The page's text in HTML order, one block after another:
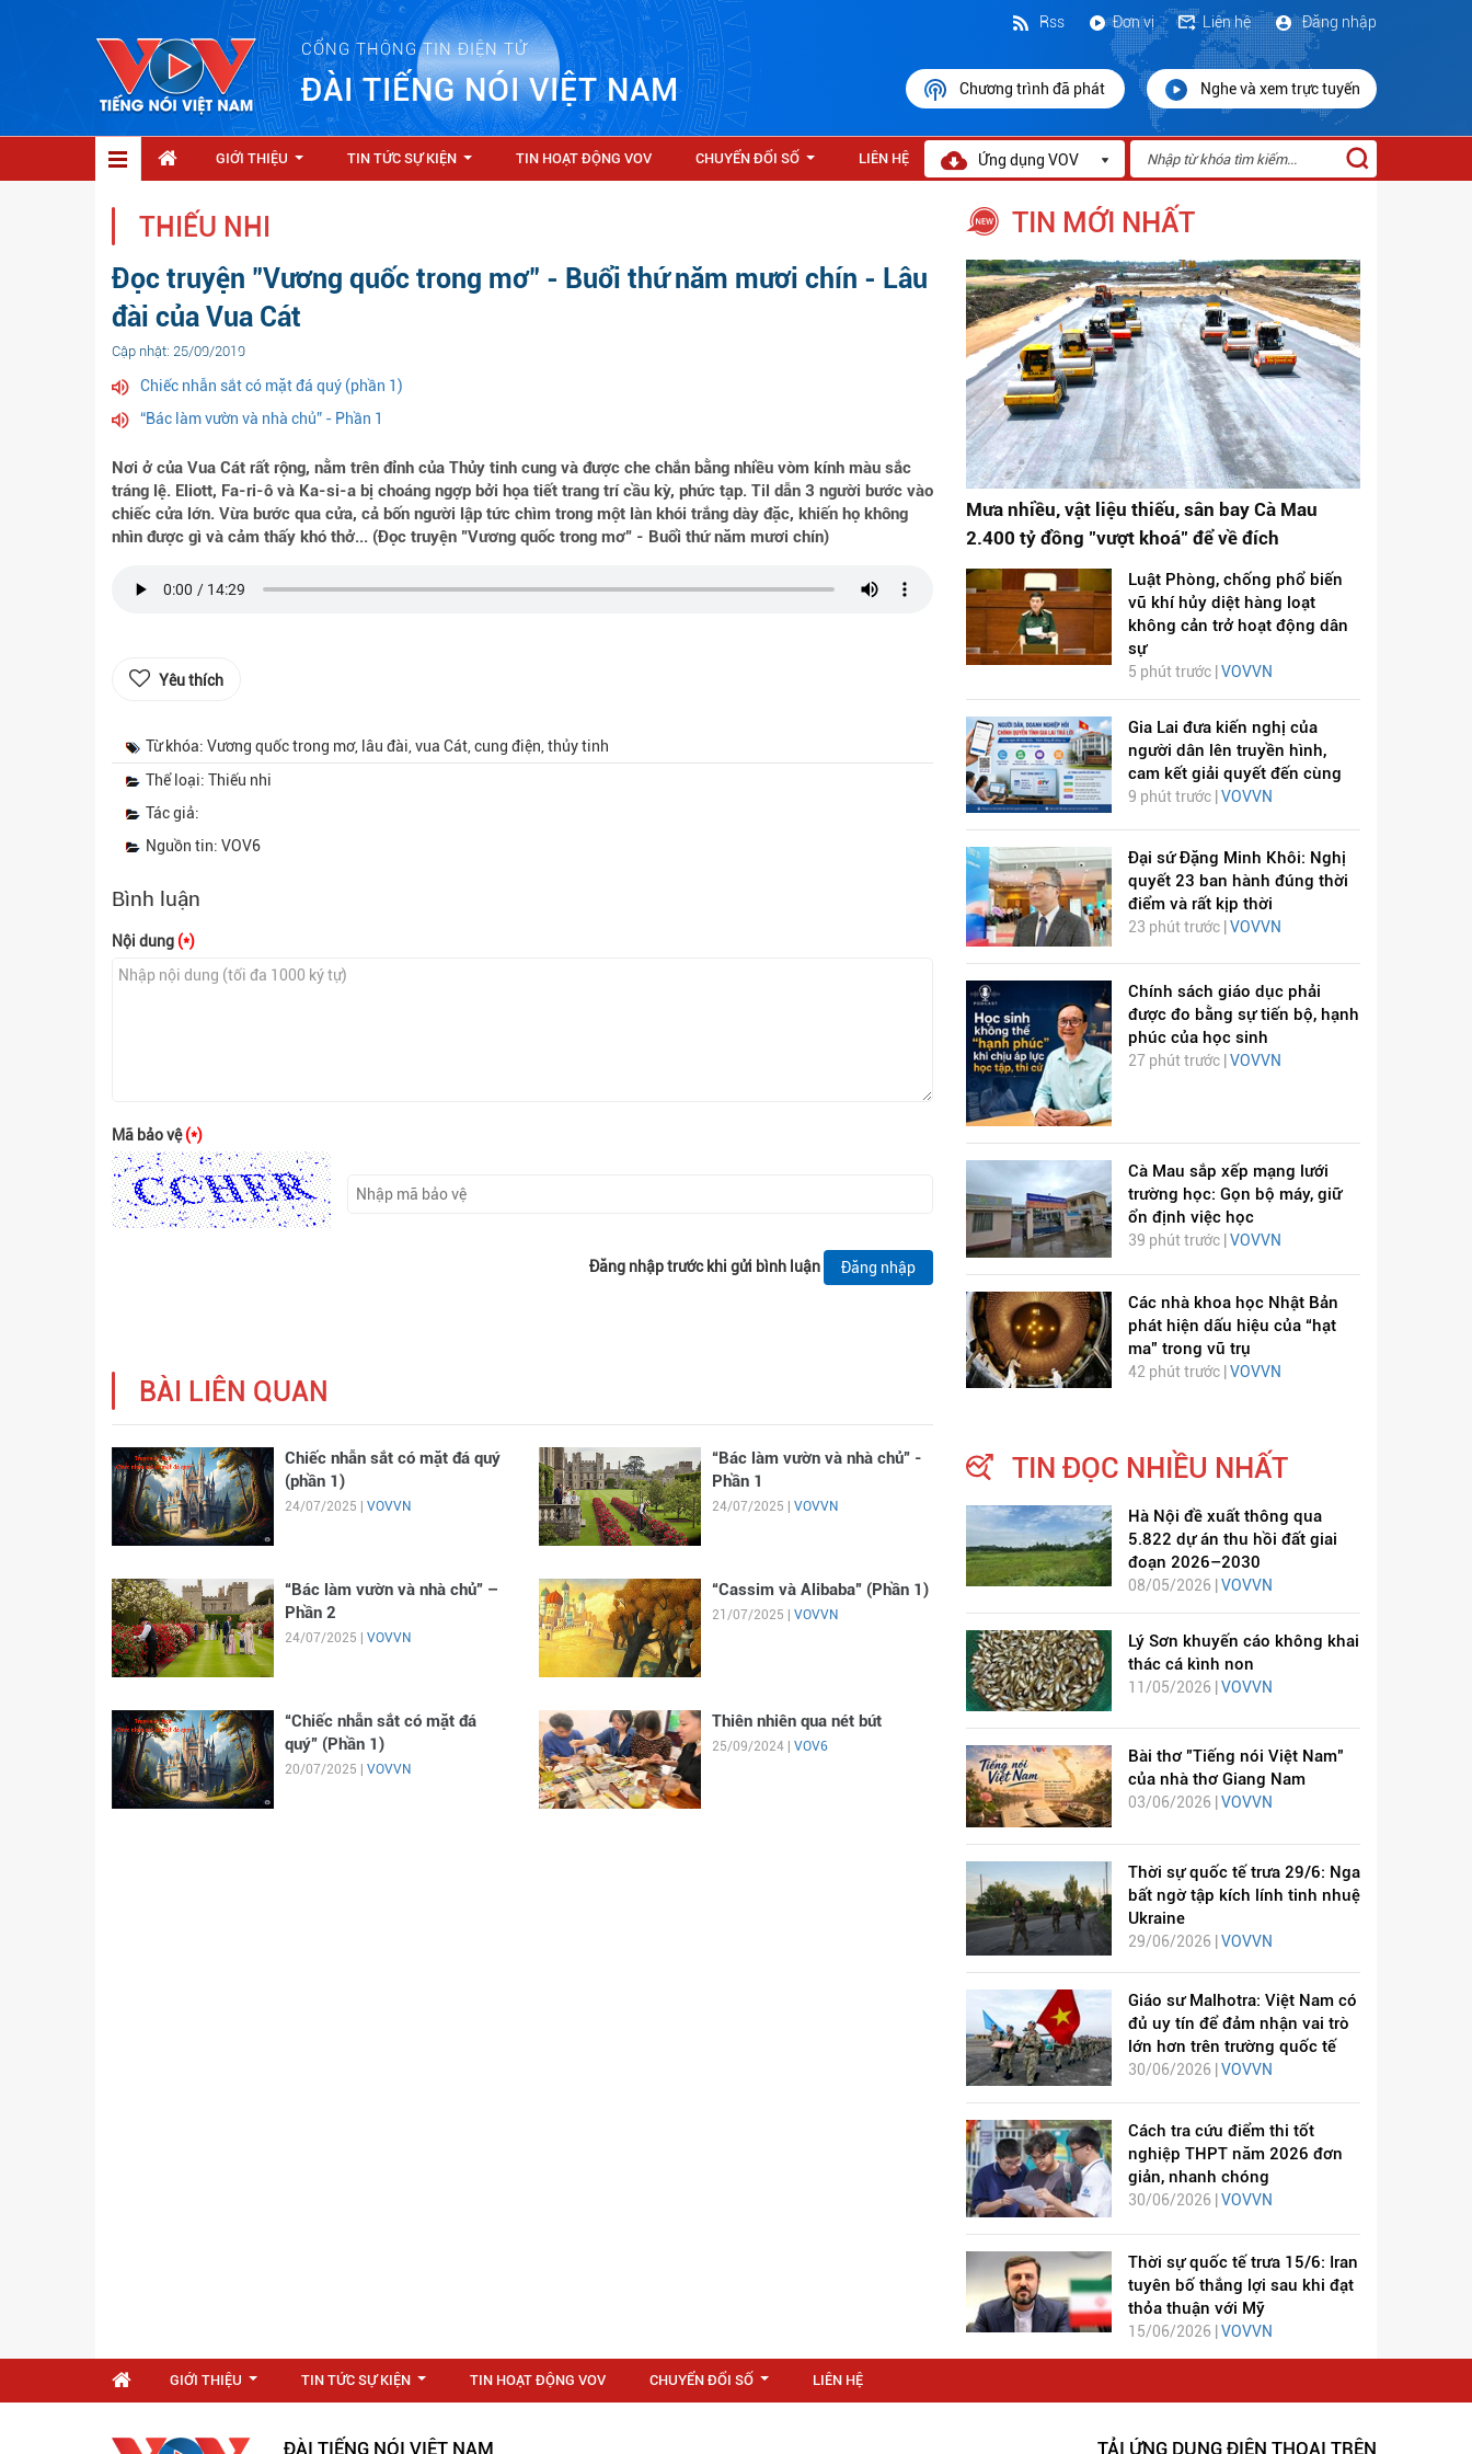
CỔNG THÔNG TIN ĐIỆN TỬ
ĐÀI TIẾNG NÓI VIỆT NAM
Đăng nhập
Liên hệ
Đơn vị
Rss
Chương trình đã phát Nghe và xem trực tuyến
GIỚI THIỆU TIN TỨC SỰ KIỆN TIN HOẠT ĐỘNG VOV CHUYỂN ĐỔI SỐ LIÊN HỆ Ứng dụng VOV
THIẾU NHI
Đọc truyện "Vương quốc trong mơ" - Buổi thứ năm mươi chín - Lâu
đài của Vua Cát
Cập nhật: 25/09/2019
Chiếc nhẫn sắt có mặt đá quý (phần 1)
“Bác làm vườn và nhà chủ” - Phần 1
Nơi ở của Vua Cát rất rộng, nằm trên đỉnh của Thủy tinh cung và được che chắn bằng nhiều vòm kính màu sắc
tráng lệ. Eliott, Fa-ri-ô và Ka-si-a bị choáng ngợp bởi họa tiết trang trí cầu kỳ, phức tạp. Til dẫn 3 người bước vào
chiếc cửa lớn. Vừa bước qua cửa, cả bốn người lập tức chìm trong một làn khói trắng dày đặc, khiến họ không
nhìn được gì và cảm thấy khó thở... (Đọc truyện "Vương quốc trong mơ" - Buổi thứ năm mươi chín)
Yêu thích
Từ khóa: Vương quốc trong mơ, lâu đài, vua Cát, cung điện, thủy tinh
Thể loại: Thiếu nhi
Tác giả:
Nguồn tin: VOV6
Bình luận
Nội dung (*)
Mã bảo vệ(*)
Đăng nhập trước khi gửi bình luận Đăng nhập
BÀI LIÊN QUAN
Chiếc nhẫn sắt có mặt đá quý
(phần 1)
24/07/2025 | VOVVN
“Bác làm vườn và nhà chủ” -
Phần 1
24/07/2025 | VOVVN
“Bác làm vườn và nhà chủ” –
Phần 2
24/07/2025 | VOVVN
“Cassim và Alibaba” (Phần 1)
21/07/2025 | VOVVN
“Chiếc nhẫn sắt có mặt đá
quý” (Phần 1)
20/07/2025 | VOVVN
Thiên nhiên qua nét bút
25/09/2024 | VOV6
TIN MỚI NHẤT
Mưa nhiều, vật liệu thiếu, sân bay Cà Mau
2.400 tỷ đồng "vượt khoá" để về đích
Luật Phòng, chống phổ biến
vũ khí hủy diệt hàng loạt
không cản trở hoạt động dân
sự
5 phút trước | VOVVN
Gia Lai đưa kiến nghị của
người dân lên truyền hình,
cam kết giải quyết đến cùng
9 phút trước | VOVVN
Đại sứ Đặng Minh Khôi: Nghị
quyết 23 ban hành đúng thời
điểm và rất kịp thời
23 phút trước | VOVVN
Chính sách giáo dục phải
được đo bằng sự tiến bộ, hạnh
phúc của học sinh
27 phút trước | VOVVN
Cà Mau sắp xếp mạng lưới
trường học: Gọn bộ máy, giữ
ổn định việc học
39 phút trước | VOVVN
Các nhà khoa học Nhật Bản
phát hiện dấu hiệu của “hạt
ma” trong vũ trụ
42 phút trước | VOVVN
TIN ĐỌC NHIỀU NHẤT
Hà Nội đề xuất thông qua
5.822 dự án thu hồi đất giai
đoạn 2026–2030
08/05/2026 | VOVVN
Lý Sơn khuyến cáo không khai
thác cá kình non
11/05/2026 | VOVVN
Bài thơ "Tiếng nói Việt Nam"
của nhà thơ Giang Nam
03/06/2026 | VOVVN
Thời sự quốc tế trưa 29/6: Nga
bất ngờ tập kích lính tinh nhuệ
Ukraine
29/06/2026 |VOVVN
Giáo sư Malhotra: Việt Nam có
đủ uy tín để đảm nhận vai trò
lớn hơn trên trường quốc tế
30/06/2026 | VOVVN
Cách tra cứu điểm thi tốt
nghiệp THPT năm 2026 đơn
giản, nhanh chóng
30/06/2026 | VOVVN
Thời sự quốc tế trưa 15/6: Iran
tuyên bố thắng lợi sau khi đạt
thỏa thuận với Mỹ
15/06/2026 | VOVVN
GIỚI THIỆU TIN TỨC SỰ KIỆN TIN HOẠT ĐỘNG VOV CHUYỂN ĐỔI SỐ LIÊN HỆ
ĐÀI TIẾNG NÓI VIỆT NAM TẢI ỨNG DỤNG ĐIỆN THOẠI TRÊN